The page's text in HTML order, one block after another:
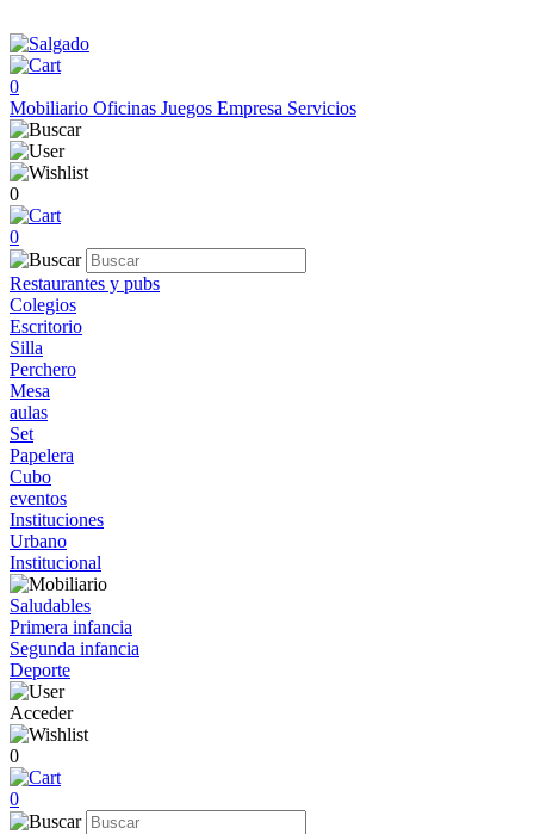
0
Mobiliario Oficinas Juegos Empresa Servicios
0
0
Restaurantes y pubs
Colegios
Escritorio
Silla
Perchero
Mesa
aulas
Set
Papelera
Cubo
eventos
Instituciones
Urbano
Institucional
Saludables
Primera infancia
Segunda infancia
Deporte
Acceder
0
0